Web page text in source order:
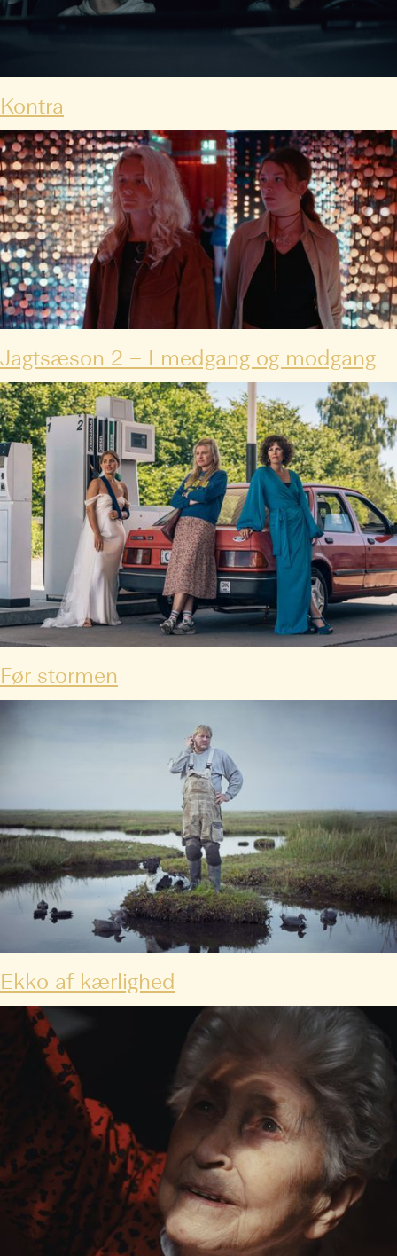
Kontra
Jagtsæson 2 – I medgang og modgang
Før stormen
Ekko af kærlighed